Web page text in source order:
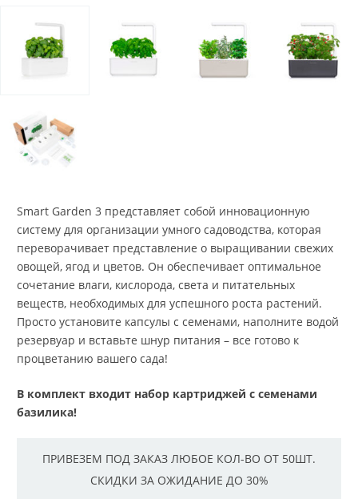
Smart Garden 3 представляет собой инновационную
систему для организации умного садоводства, которая
переворачивает представление о выращивании свежих
овощей, ягод и цветов. Он обеспечивает оптимальное
сочетание влаги, кислорода, света и питательных
веществ, необходимых для успешного роста растений.
Просто установите капсулы с семенами, наполните водой
резервуар и вставьте шнур питания – все готово к
процветанию вашего сада!
В комплект входит набор картриджей с семенами
базилика!
ПРИВЕЗЕМ ПОД ЗАКАЗ ЛЮБОЕ КОЛ-ВО ОТ 50ШТ.
СКИДКИ ЗА ОЖИДАНИЕ ДО 30%